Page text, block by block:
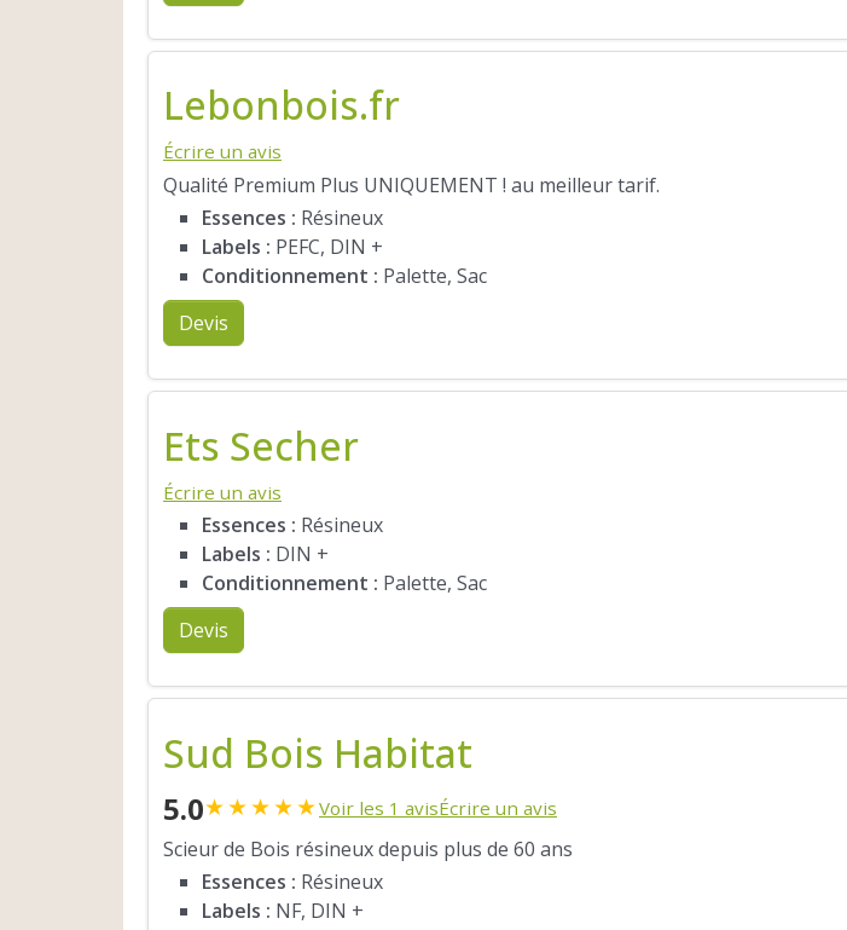
Lebonbois.fr
Écrire un avis
Qualité Premium Plus UNIQUEMENT ! au meilleur tarif.
Essences : Résineux
Labels : PEFC, DIN +
Conditionnement : Palette, Sac
Devis
Ets Secher
Écrire un avis
Essences : Résineux
Labels : DIN +
Conditionnement : Palette, Sac
Devis
Sud Bois Habitat
5.0★★★★★Voir les 1 avisÉcrire un avis
Scieur de Bois résineux depuis plus de 60 ans
Essences : Résineux
Labels : NF, DIN +